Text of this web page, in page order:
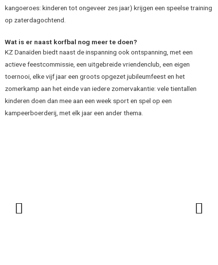
kangoeroes: kinderen tot ongeveer zes jaar) krijgen een speelse training
op zaterdagochtend.
Wat is er naast korfbal nog meer te doen?
KZ Danaïden biedt naast de inspanning ook ontspanning, met een
actieve feestcommissie, een uitgebreide vriendenclub, een eigen
toernooi, elke vijf jaar een groots opgezet jubileumfeest en het
zomerkamp aan het einde van iedere zomervakantie: vele tientallen
kinderen doen dan mee aan een week sport en spel op een
kampeerboerderij, met elk jaar een ander thema.
Vorige